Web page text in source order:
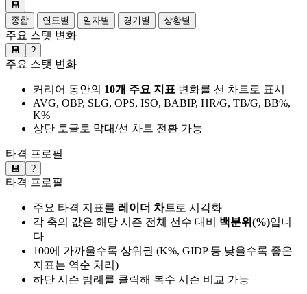
💾
종합
연도별 일자별 경기별 상황별
주요 스탯 변화
💾 ?
주요 스탯 변화
커리어 동안의 10개 주요 지표 변화를 선 차트로 표시
AVG, OBP, SLG, OPS, ISO, BABIP, HR/G, TB/G, BB%,
K%
상단 토글로 막대/선 차트 전환 가능
타격 프로필
💾 ?
타격 프로필
주요 타격 지표를 레이더 차트로 시각화
각 축의 값은 해당 시즌 전체 선수 대비 백분위(%)입니
다
100에 가까울수록 상위권 (K%, GIDP 등 낮을수록 좋은
지표는 역순 처리)
하단 시즌 범례를 클릭해 복수 시즌 비교 가능